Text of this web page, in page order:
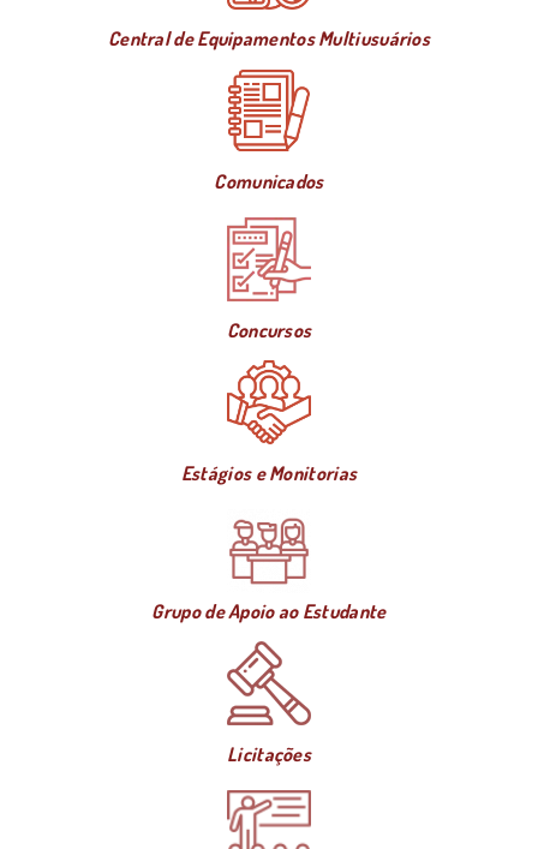
Central de Equipamentos Multiusuários
Comunicados
Concursos
Estágios e Monitorias
Grupo de Apoio ao Estudante
Licitações